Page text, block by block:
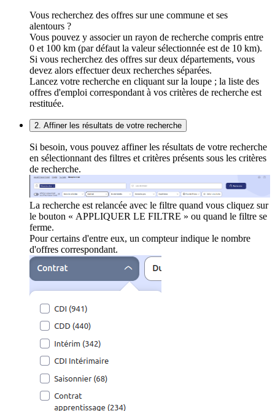
Vous recherchez des offres sur une commune et ses
alentours ?
Vous pouvez y associer un rayon de recherche compris entre
0 et 100 km (par défaut la valeur sélectionnée est de 10 km).
Si vous recherchez des offres sur deux départements, vous
devez alors effectuer deux recherches séparées.
Lancez votre recherche en cliquant sur la loupe ; la liste des
offres d'emploi correspondant à vos critères de recherche est
restituée.
2. Affiner les résultats de votre recherche
Si besoin, vous pouvez affiner les résultats de votre recherche
en sélectionnant des filtres et critères présents sous les critères
de recherche.
La recherche est relancée avec le filtre quand vous cliquez sur
le bouton « APPLIQUER LE FILTRE » ou quand le filtre se
ferme.
Pour certains d'entre eux, un compteur indique le nombre
d'offres correspondant.